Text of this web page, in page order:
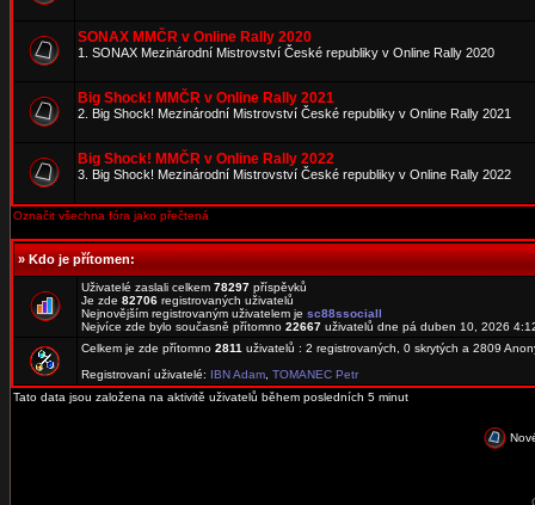
SONAX MMČR v Online Rally 2020
1. SONAX Mezinárodní Mistrovství České republiky v Online Rally 2020
Big Shock! MMČR v Online Rally 2021
2. Big Shock! Mezinárodní Mistrovství České republiky v Online Rally 2021
Big Shock! MMČR v Online Rally 2022
3. Big Shock! Mezinárodní Mistrovství České republiky v Online Rally 2022
Označit všechna fóra jako přečtená
»Kdo je přítomen:
Uživatelé zaslali celkem 78297 příspěvků
Je zde 82706 registrovaných uživatelů
Nejnovějším registrovaným uživatelem je sc88ssociall
Nejvíce zde bylo současně přítomno 22667 uživatelů dne pá duben 10, 2026
Celkem je zde přítomno 2811 uživatelů : 2 registrovaných, 0 skrytých a 2809
Registrovaní uživatelé: IBN Adam TOMANEC Petr
Tato data jsou založena na aktivitě uživatelů během posledních 5 minut